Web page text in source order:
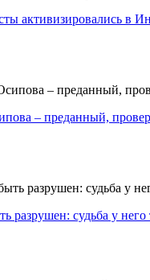
активизировались в
– преданный,
разрушен: судьба у него